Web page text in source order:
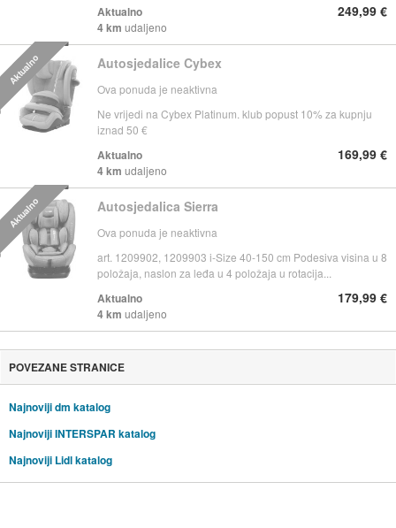
Aktualno
4 km udaljeno
249,99 €
Autosjedalice Cybex
Ova ponuda je neaktivna
Ne vrijedi na Cybex Platinum. klub popust 10% za kupnju
iznad 50 €
Aktualno
4 km udaljeno
169,99 €
Aktualno
Autosjedalica Sierra
Ova ponuda je neaktivna
art. 1209902, 1209903 i-Size 40-150 cm Podesiva visina u 8
položaja, naslon za leđa u 4 položaja u rotacija...
Aktualno
4 km udaljeno
179,99 €
Aktualno
POVEZANE STRANICE
Najnoviji dm katalog
Najnoviji INTERSPAR katalog
Najnoviji Lidl katalog